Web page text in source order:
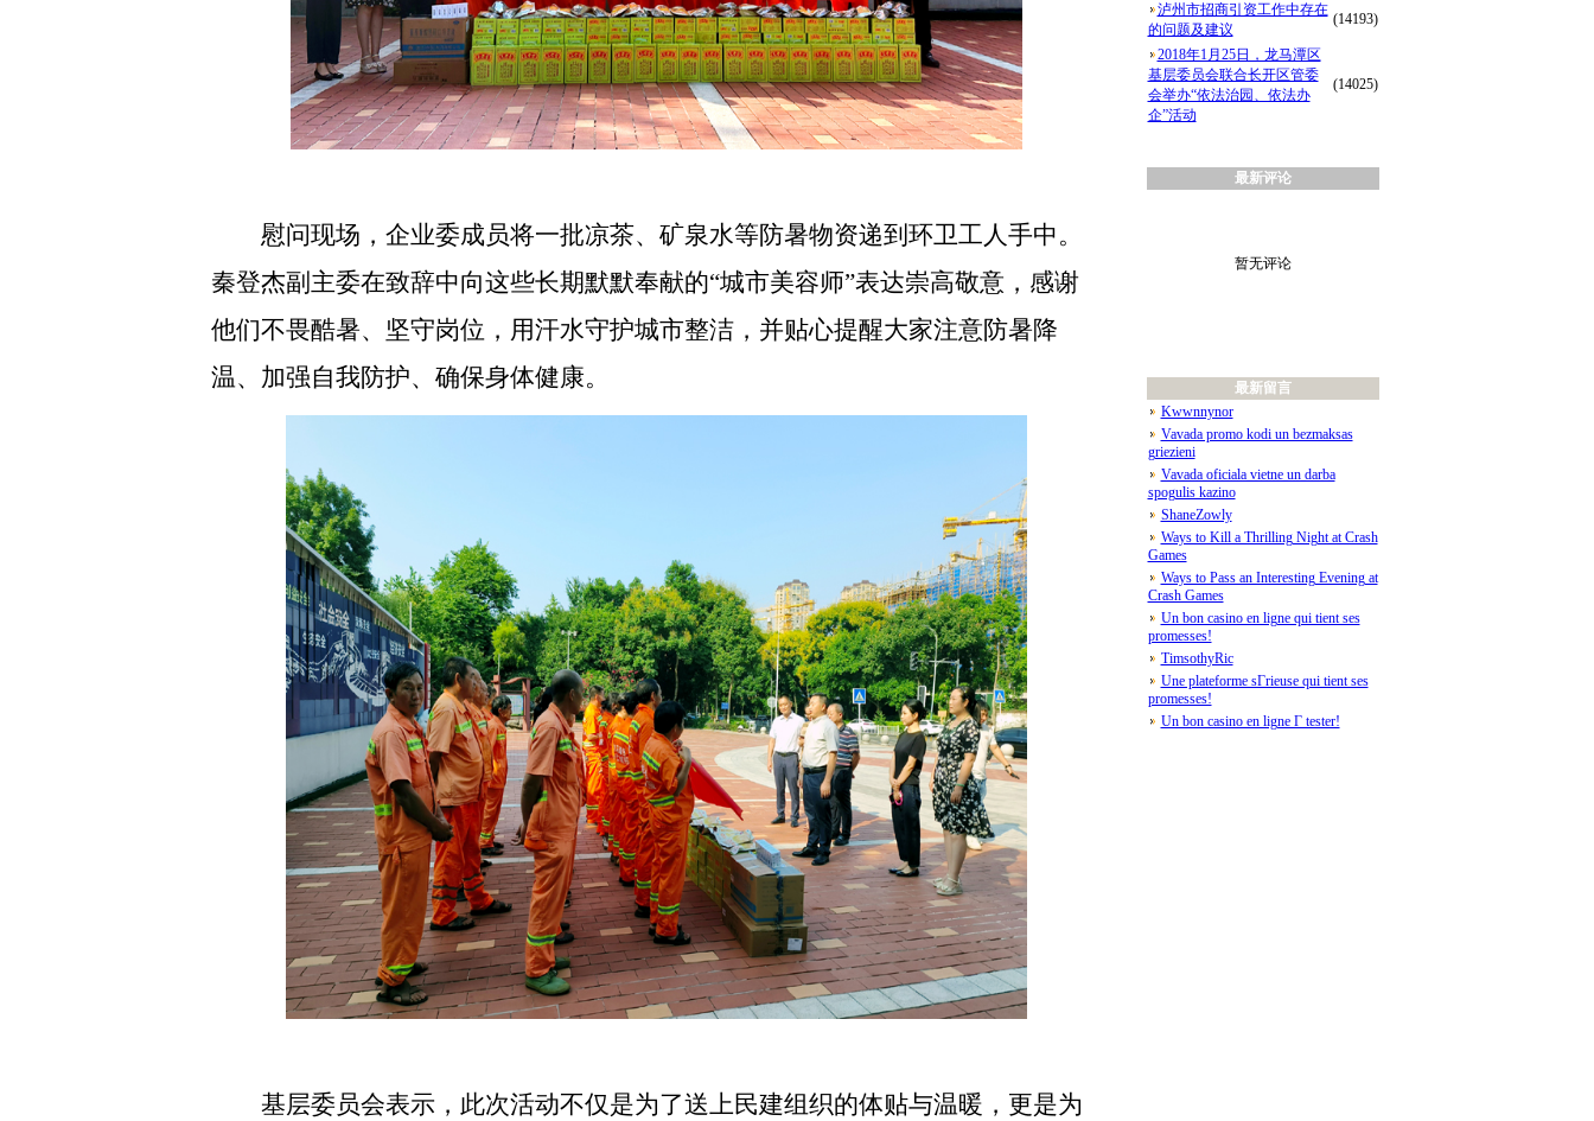
慰问现场，企业委成员将一批凉茶、矿泉水等防暑物资递到环卫工人手中。
秦登杰副主委在致辞中向这些长期默默奉献的“城市美容师”表达崇高敬意，感谢
他们不畏酷暑、坚守岗位，用汗水守护城市整洁，并贴心提醒大家注意防暑降
温、加强自我防护、确保身体健康。
基层委员会表示，此次活动不仅是为了送上民建组织的体贴与温暖，更是为
泸州市招商引资工作中存在
的问题及建议
(14193)
2018年1月25日，龙马潭区
基层委员会联合长开区管委
会举办“依法治园、依法办
企”活动
(14025)
最新评论
暂无评论
最新留言
Kwwnnynor
Vavada promo kodi un bezmaksas
griezieni
Vavada oficiala vietne un darba
spogulis kazino
ShaneZowly
Ways to Kill a Thrilling Night at Crash
Games
Ways to Pass an Interesting Evening at
Crash Games
Un bon casino en ligne qui tient ses
promesses!
TimsothyRic
Une plateforme sГrieuse qui tient ses
promesses!
Un bon casino en ligne Г tester!